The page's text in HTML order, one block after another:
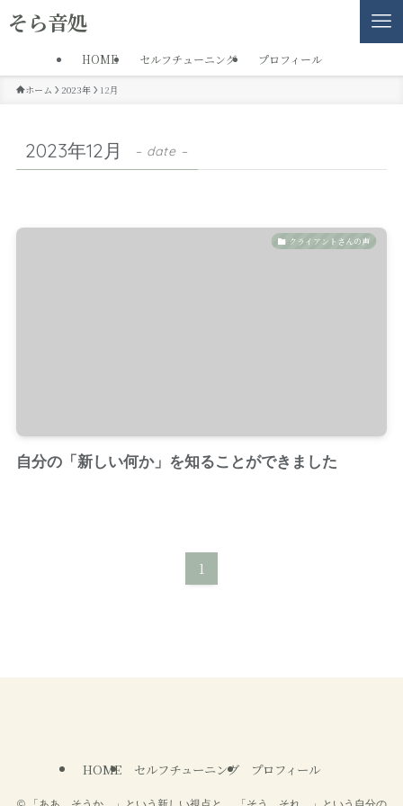
そら音処
HOME セルフチューニング プロフィール
ホーム 2023年 12月
2023年12月 – date –
クライアントさんの声
自分の「新しい何か」を知ることができました
1
HOME セルフチューニング プロフィール